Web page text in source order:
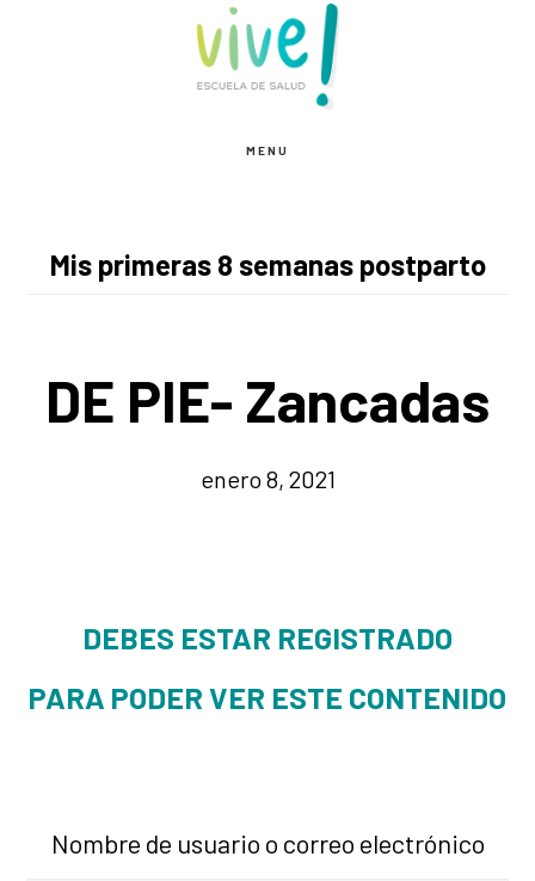
MENU
Mis primeras 8 semanas postparto
DE PIE- Zancadas
enero 8, 2021
DEBES ESTAR REGISTRADO
PARA PODER VER ESTE CONTENIDO
Nombre de usuario o correo electrónico